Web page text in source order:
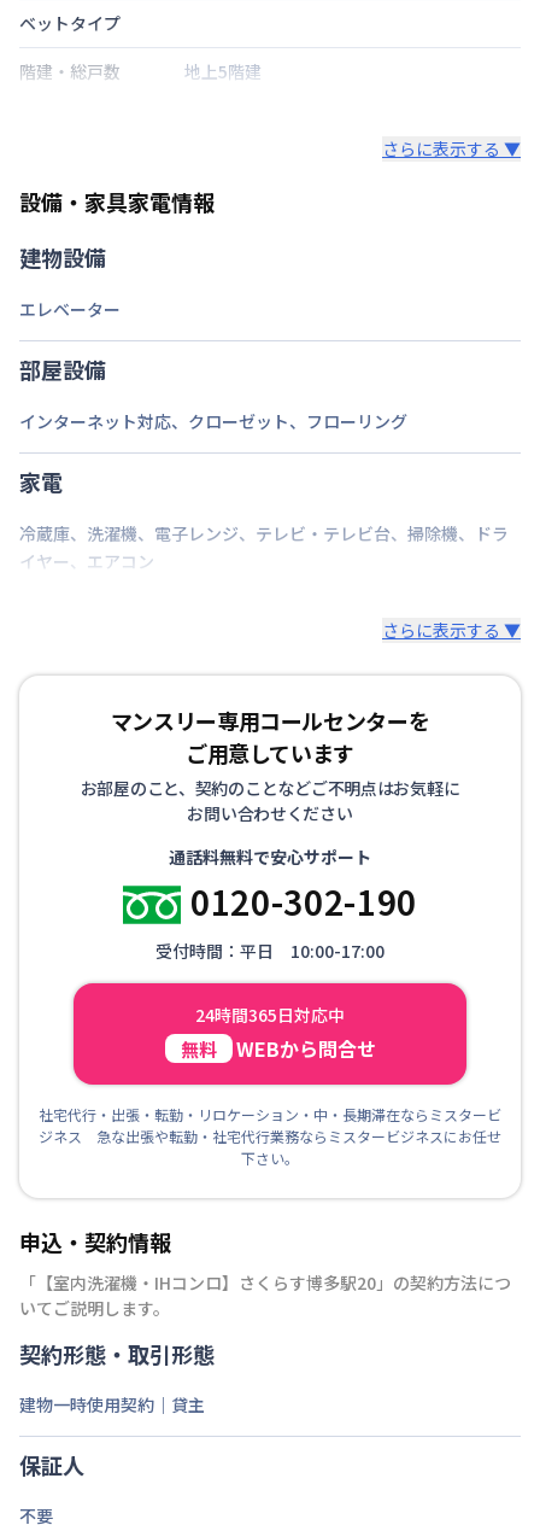
ベットタイプ
階建・総戸数
地上5階建
禁煙・喫煙
定員
次回更新日
情報更新日より14日以内
さらに表示する ▼
設備・家具家電情報
建物設備
エレベーター
部屋設備
インターネット対応、 クローゼット、 フローリング
家電
冷蔵庫、 洗濯機、 電子レンジ、 テレビ・テレビ台、 掃除機、
ドラ
イヤー、 エアコン
さらに表示する ▼
マンスリー専用コールセンターを
ご用意しています
お部屋のこと、契約のことなどご不明点はお気軽に
お問い合わせください
通話料無料で安心サポート
0120-302-190
受付時間：平日 10:00-17:00
24時間365日対応中
無料 WEBから問合せ
社宅代行・出張・転勤・リロケーション・中・長期滞在ならミスタービ
ジネス 急な出張や転勤・社宅代行業務ならミスタービジネスにお任せ
下さい。
申込・契約情報
「 【室内洗濯機・IHコンロ】さくらす博多駅20 」の契約方法につ
いてご説明します。
契約形態・取引形態
建物一時使用契約｜貸主
保証人
不要